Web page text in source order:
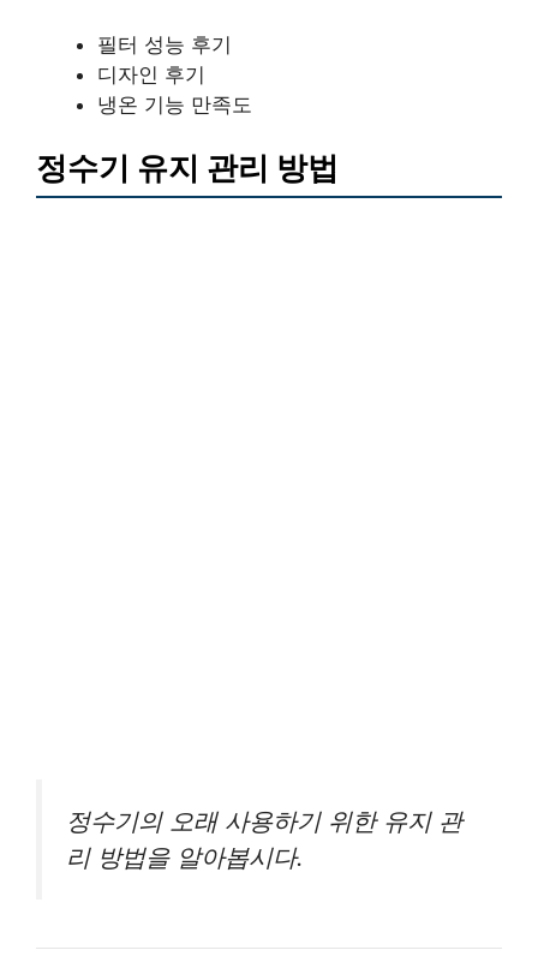
필터 성능 후기
디자인 후기
냉온 기능 만족도
정수기 유지 관리 방법
정수기의 오래 사용하기 위한 유지 관
리 방법을 알아봅시다.